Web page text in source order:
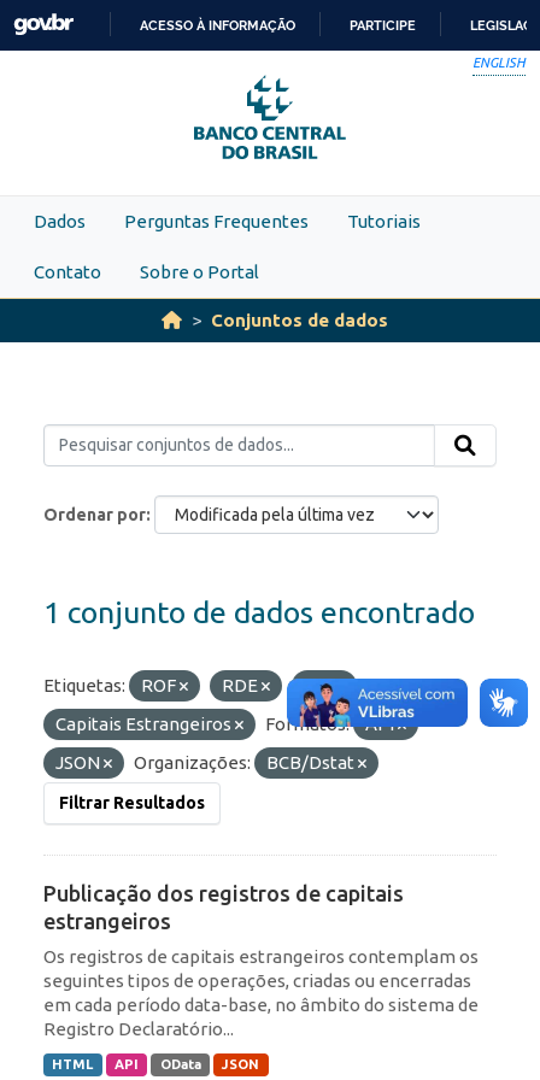
Skip to main content
PARA
O
CONTEÚDO
ACESSO À INFORMAÇÃO PARTICIPE
ENGLISH
Dados Perguntas Frequentes Tutoriais
Contato Sobre o Portal
Conjuntos de dados
Ordenar por
1 conjunto de dados encontrado
Etiquetas: ROF RDE
IED
Capitais Estrangeiros
Formatos:
API
JSON
Organizações: BCB/Dstat
Filtrar Resultados
Publicação dos registros de capitais
estrangeiros
Os registros de capitais estrangeiros contemplam os
seguintes tipos de operações, criadas ou encerradas
em cada período data-base, no âmbito do sistema de
Registro Declaratório...
HTML API OData JSON